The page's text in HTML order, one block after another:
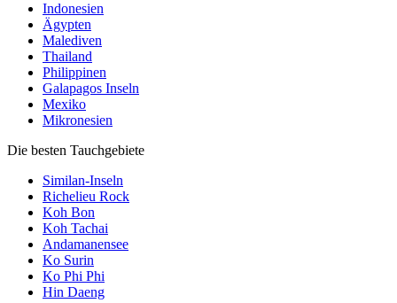
Indonesien
Ägypten
Malediven
Thailand
Philippinen
Galapagos Inseln
Mexiko
Mikronesien
Die besten Tauchgebiete
Similan-Inseln
Richelieu Rock
Koh Bon
Koh Tachai
Andamanensee
Ko Surin
Ko Phi Phi
Hin Daeng